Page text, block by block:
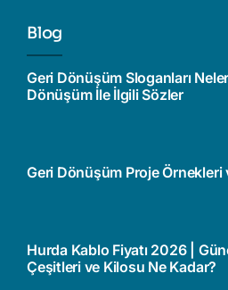
Blog
Geri Dönüşüm Sloganları
Dönüşüm İle İlgili Sözler
Geri Dönüşüm Proje Örnekleri
Hurda Kablo Fiyatı 2026 |
Çeşitleri ve Kilosu Ne Kadar?